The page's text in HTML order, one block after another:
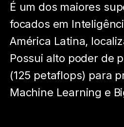
É um dos maiores
focados em
América Latina,
Possui alto poder de
(125 petaflops) para
Machine Learning e